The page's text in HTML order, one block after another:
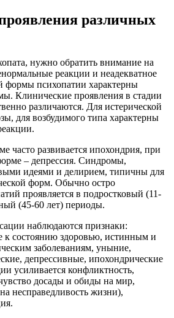
различных
нужно обратить внимание на
реакции и неадекватное
формы психопатии характерны
Клинические проявления в стадии
различаются. Для истерической
для возбудимого типа характерны
часто развивается ипохондрия, при
– депрессия. Синдромы,
идеями и делирием, типичны для
форм. Обычно остро
проявляется в подростковый (11-
(45-60 лет) периоды.
наблюдаются признаки:
состоянию здоровью, истинным и
заболеваниям, уныние,
депрессивные, ипохондрические
усиливается конфликтность,
досады и обиды на мир,
несправедливость жизни),